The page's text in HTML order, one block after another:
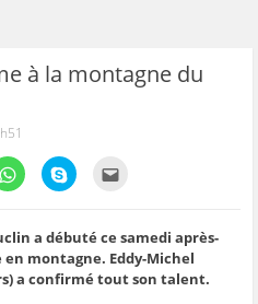
à la montagne du
C
l
e
z
p
o
u
C
l
e
z
p
o
u
e
z
p
o
u
a débuté ce samedi après-
montagne. Eddy-Michel
a confirmé tout son talent.